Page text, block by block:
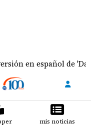
de 'Dai Dai', éxito
mis noticias